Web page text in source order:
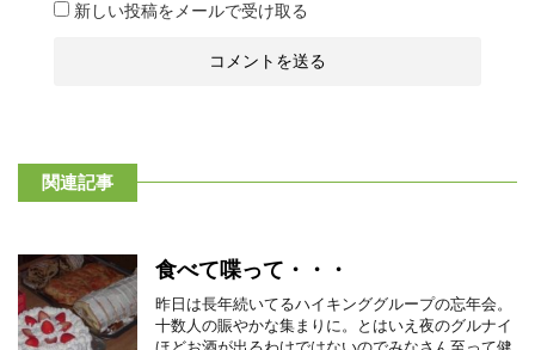
新しい投稿をメールで受け取る
関連記事
食べて喋って・・・
昨日は長年続いてるハイキンググループの忘年会。
十数人の賑やかな集まりに。とはいえ夜のグルナイ